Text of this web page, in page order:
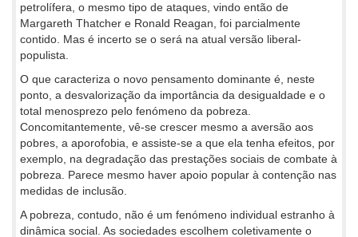
petrolífera, o mesmo tipo de ataques, vindo então de
Margareth Thatcher e Ronald Reagan, foi parcialmente
contido. Mas é incerto se o será na atual versão liberal-
populista.
O que caracteriza o novo pensamento dominante é, neste
ponto, a desvalorização da importância da desigualdade e o
total menosprezo pelo fenómeno da pobreza.
Concomitantemente, vê-se crescer mesmo a aversão aos
pobres, a aporofobia, e assiste-se a que ela tenha efeitos, por
exemplo, na degradação das prestações sociais de combate à
pobreza. Parece mesmo haver apoio popular à contenção nas
medidas de inclusão.
A pobreza, contudo, não é um fenómeno individual estranho à
dinâmica social. As sociedades escolhem coletivamente o